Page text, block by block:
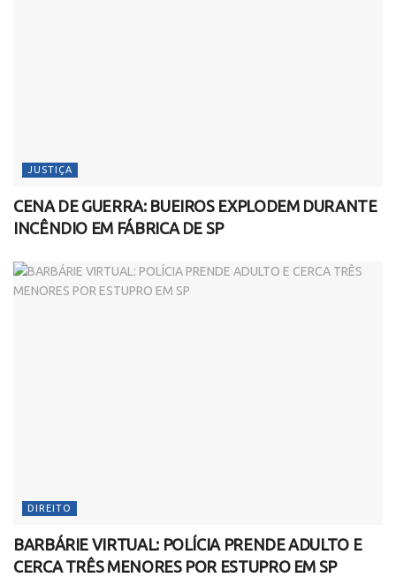
JUSTIÇA
CENA DE GUERRA: BUEIROS EXPLODEM DURANTE
INCÊNDIO EM FÁBRICA DE SP
DIREITO
BARBÁRIE VIRTUAL: POLÍCIA PRENDE ADULTO E
CERCA TRÊS MENORES POR ESTUPRO EM SP